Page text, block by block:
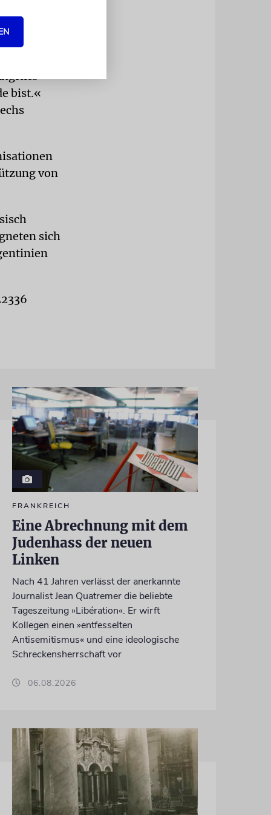
bist.«
von
sich
FRANKREICH
Eine Abrechnung mit dem
Judenhass der neuen
Linken
Nach 41 Jahren verlässt der anerkannte
Journalist Jean Quatremer die beliebte
Tageszeitung »Libération«. Er wirft
Kollegen einen »entfesselten
Antisemitismus« und eine ideologische
Schreckensherrschaft vor
06.08.2026